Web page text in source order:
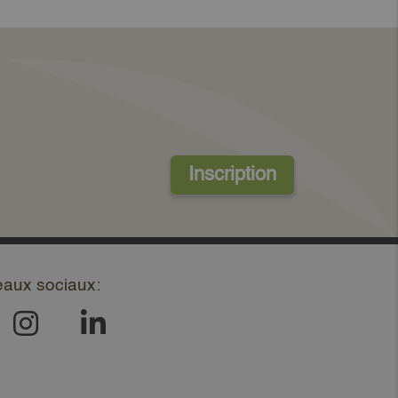
Inscription
sociaux: